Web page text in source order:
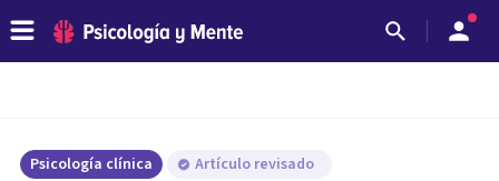
Psicología clínica Artículo revisado